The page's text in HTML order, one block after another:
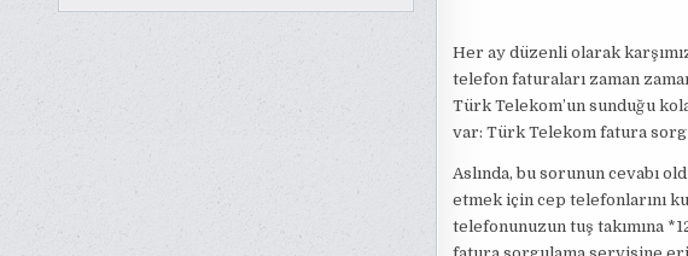
Her ay düzenli olarak
telefon faturaları zaman
Türk Telekom’un sunduğu
var: Türk Telekom fatura
Aslında, bu sorunun cevabı
etmek için cep telefonlarını
telefonunuzun tuş takımına